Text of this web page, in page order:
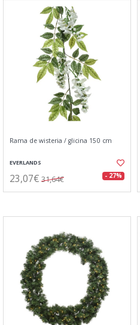
Rama de wisteria / glicina 150 cm
EVERLANDS
23,07€ 31,64€ - 27%